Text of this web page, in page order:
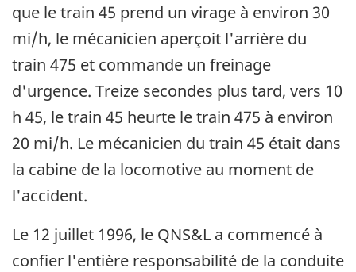
que le train 45 prend un virage à environ 30
mi/h, le mécanicien aperçoit l'arrière du
train 475 et commande un freinage
d'urgence. Treize secondes plus tard, vers 10
h 45, le train 45 heurte le train 475 à environ
20 mi/h. Le mécanicien du train 45 était dans
la cabine de la locomotive au moment de
l'accident.
Le 12 juillet 1996, le QNS&L a commencé à
confier l'entière responsabilité de la conduite